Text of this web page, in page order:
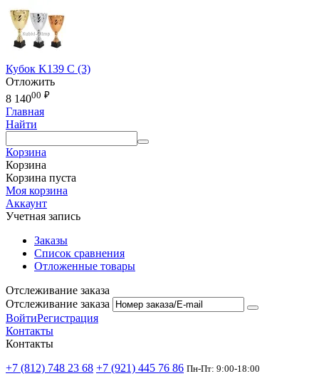
Кубок K139 C (3)
Отложить
8 14000 ₽
Главная
Найти
Корзина
Корзина
Корзина пуста
Моя корзина
Аккаунт
Учетная запись
Заказы
Список сравнения
Отложенные товары
Отслеживание заказа
Отслеживание заказа
ВойтиРегистрация
Контакты
Контакты
+7 (812) 748 23 68 +7 (921) 445 76 86 Пн-Пт: 9:00-18:00